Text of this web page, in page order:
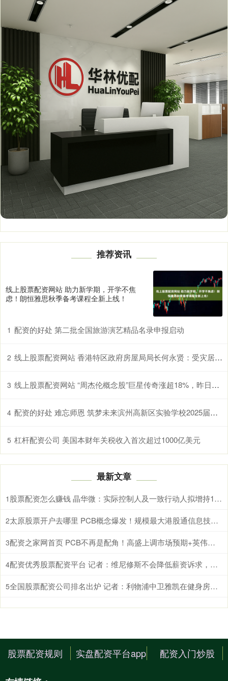
推荐资讯
线上股票配资网站 助力新学期，开学不焦
虑！朗恒雅思秋季备考课程全新上线！
1 配资的好处 第二批全国旅游演艺精品名录申报启动
2 线上股票配资网站 香港特区政府房屋局局长何永贤：受灾居民需要住多久，政府过渡性房屋就免租多久
3 线上股票配资网站 “周杰伦概念股”巨星传奇涨超18%，昨日放量大涨超90%
4 配资的好处 难忘师恩 筑梦未来‍滨州高新区实验学校2025届学生毕业典礼
5 杠杆配资公司 美国本财年关税收入首次超过1000亿美元
最新文章
1 股票配资怎么赚钱 晶华微：实际控制人及一致行动人拟增持1200万元至2400万元股份
2 太原股票开户去哪里 PCB概念爆发！规模最大港股通信息技术ETF华宝（159131）放量上涨2.87%收复20日线
3 配资之家网首页 PCB不再是配角！高盛上调市场预期+英伟达Rubin架构带动，华宝基金电子ETF（515260）最高涨近4%斩获4连阳
4 配资优秀股票配资平台 记者：维尼修斯不会降低薪资诉求，而皇马也不会提升续约报价
5 全国股票配资公司排名出炉 记者：利物浦中卫雅凯在健身房训练，能否出战利兹联尚不确定
股票配资规则 实盘配资平台app 配资入门炒股